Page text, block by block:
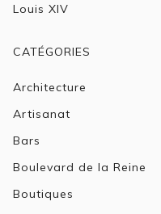
Louis XIV
CATÉGORIES
Architecture
Artisanat
Bars
Boulevard de la Reine
Boutiques